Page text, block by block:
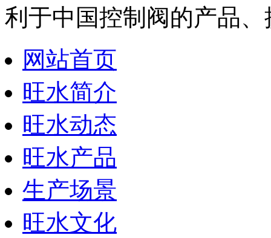
利于中国控制阀的产品
网站首页
旺水简介
旺水动态
旺水产品
生产场景
旺水文化